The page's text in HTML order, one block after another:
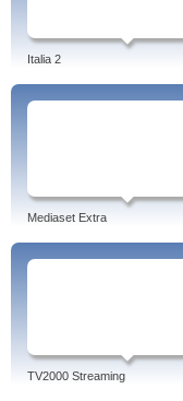
Italia 2
Mediaset Extra
TV2000 Streaming